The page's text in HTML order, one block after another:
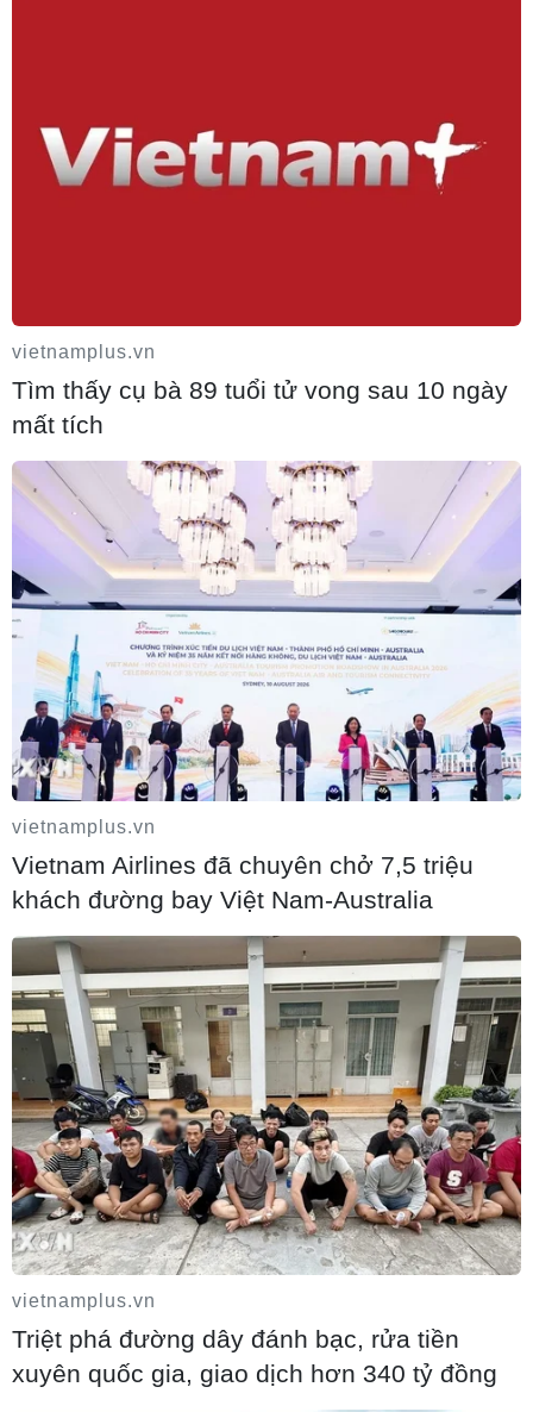
Hormuz trong 60 ngày
06/08/2026 12:25
Israel thử nghiệm tên lửa Arrow giữa lúc
căng thẳng khu vực leo thang
06/08/2026 11:17
Iran cảnh báo đáp trả nhằm vào hạ tầng
năng lượng khu vực nếu bị tấn công
06/08/2026 04:37
Iran và Oman đạt thỏa thuận về tuyến
vận tải qua eo biển Hormuz
06/08/2026 04:36
vietnamplus.vn
Tìm thấy cụ bà 89 tuổi tử vong sau 10 ngày
mất tích
vietnamplus.vn
Vietnam Airlines đã chuyên chở 7,5 triệu
khách đường bay Việt Nam-Australia
vietnamplus.vn
Triệt phá đường dây đánh bạc, rửa tiền
xuyên quốc gia, giao dịch hơn 340 tỷ đồng